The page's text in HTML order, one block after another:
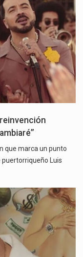
que marca un punto
Luis